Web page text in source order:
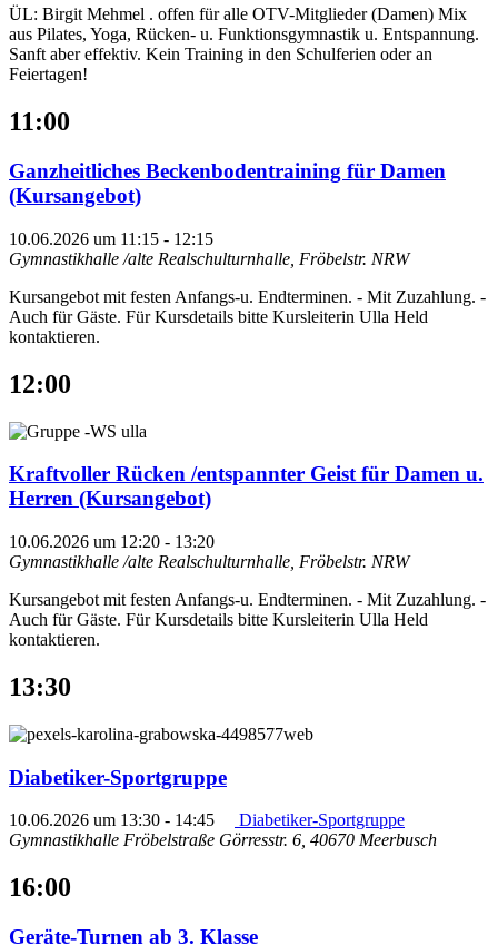
ÜL: Birgit Mehmel . offen für alle OTV-Mitglieder (Damen) Mix
aus Pilates, Yoga, Rücken- u. Funktionsgymnastik u. Entspannung.
Sanft aber effektiv. Kein Training in den Schulferien oder an
Feiertagen!
11:00
Ganzheitliches Beckenbodentraining für Damen
(Kursangebot)
10.06.2026 um 11:15 - 12:15
Gymnastikhalle /alte Realschulturnhalle, Fröbelstr. NRW
Kursangebot mit festen Anfangs-u. Endterminen. - Mit Zuzahlung. -
Auch für Gäste. Für Kursdetails bitte Kursleiterin Ulla Held
kontaktieren.
12:00
Kraftvoller Rücken /entspannter Geist für Damen u.
Herren (Kursangebot)
10.06.2026 um 12:20 - 13:20
Gymnastikhalle /alte Realschulturnhalle, Fröbelstr. NRW
Kursangebot mit festen Anfangs-u. Endterminen. - Mit Zuzahlung. -
Auch für Gäste. Für Kursdetails bitte Kursleiterin Ulla Held
kontaktieren.
13:30
Diabetiker-Sportgruppe
10.06.2026 um 13:30 - 14:45
Diabetiker-Sportgruppe
Gymnastikhalle Fröbelstraße Görresstr. 6, 40670 Meerbusch
16:00
Geräte-Turnen ab 3. Klasse